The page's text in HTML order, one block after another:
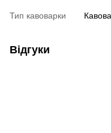
Тип кавоварки
Відгуки